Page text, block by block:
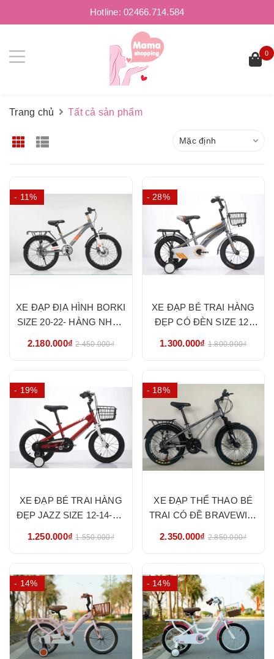
Hotline: 02466.714.584
0
Trang chủ Tất cả sản phẩm
Mặc định
- 11%
XE ĐẠP ĐỊA HÌNH BORKI
SIZE 20-22- HÀNG NHẬP
2.180.000₫ 2.450.000₫
- 28%
XE ĐẠP BÉ TRAI HÀNG
ĐẸP CÓ ĐÈN SIZE 12-
1.300.000₫ 1.800.000₫
- 19%
XE ĐẠP BÉ TRAI HÀNG
ĐẸP JAZZ SIZE 12-14-16-
1.250.000₫ 1.550.000₫
- 18%
XE ĐẠP THỂ THAO BÉ
TRAI CÓ ĐỀ BRAVEWILL
2.350.000₫ 2.850.000₫
- 14% - 14%